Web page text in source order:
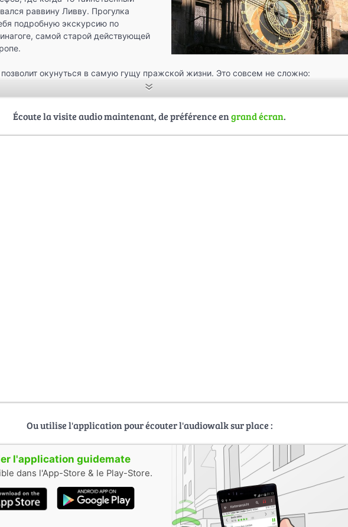
раввину Ливву. Прогулка
подробную экскурсию по
самой старой действующей
позволит окунуться в самую гущу пражской жизни. Это совсем не сложно:
, которая станет вашим домом на время путешествия. А
позволят сориентироваться в многочисленных достопримечательностях.
и работают оффлайн, иначе говоря, после загрузки не требуют подключения
VacayOk Guide на ваш iPhone или Android смартфон с помощью бесплатного
Écoute la visite audio maintenant, de préférence engrand écran.
Ou utilise l'application pour écouter l'audiowalk sur place :
l'application guidemate
dans l'App-Store & le Play-Store.